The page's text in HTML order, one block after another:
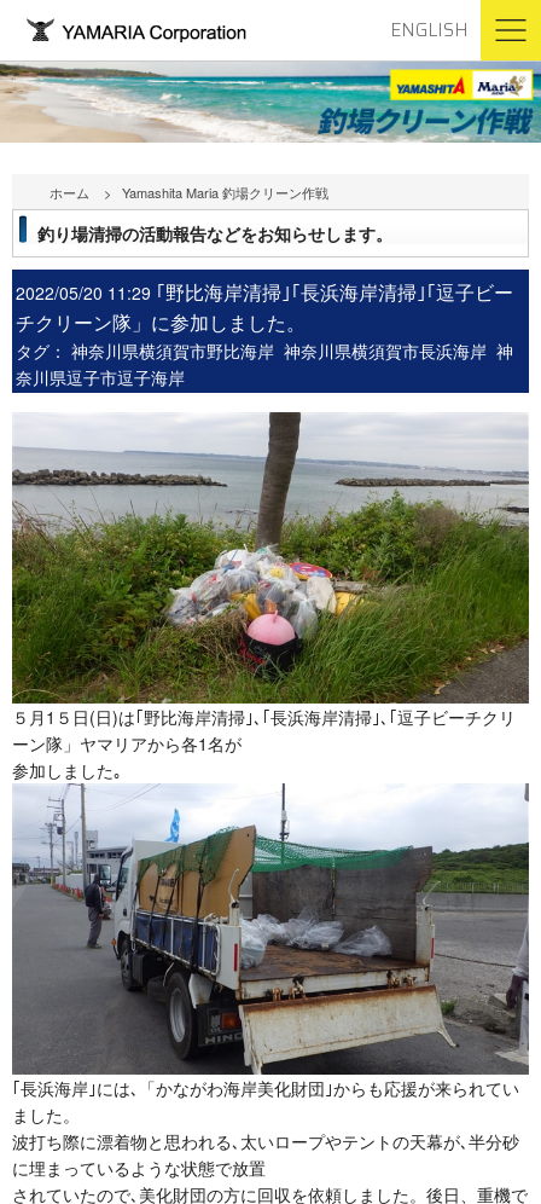
ENGLISH
ホーム Yamashita Maria 釣場クリーン作戦
釣り場清掃の活動報告などをお知らせします。
2022/05/20 11:29 ｢野比海岸清掃｣｢長浜海岸清掃｣｢逗子ビー
チクリーン隊」に参加しました。
タグ： 神奈川県横須賀市野比海岸 神奈川県横須賀市長浜海岸 神
奈川県逗子市逗子海岸
５月1５日(日)は｢野比海岸清掃｣､ ｢長浜海岸清掃｣､｢逗子ビーチクリ
ーン隊」 ヤマリアから各1名が
参加しました｡
｢長浜海岸｣には､「かながわ海岸美化財団｣からも応援が来られてい
ました。
波打ち際に漂着物と思われる､太いロープやテントの天幕が､半分砂
に埋まっているような状態で放置
されていたので､美化財団の方に回収を依頼しました。後日、重機で